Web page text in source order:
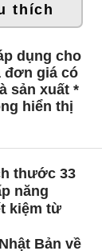
thích
dụng cho
đơn giá có
sản xuất *
hiển thị
thước 33
năng
kiệm từ
Bản về